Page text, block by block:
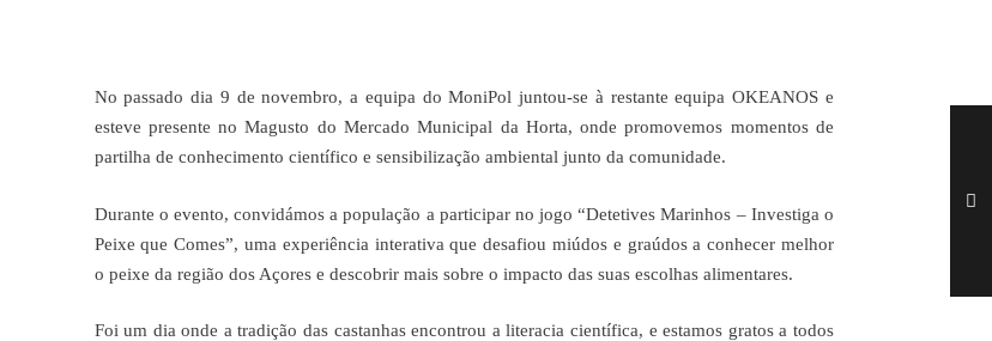
No passado dia 9 de novembro, a equipa do MoniPol juntou-se à restante equipa OKEANOS e
esteve presente no Magusto do Mercado Municipal da Horta, onde promovemos momentos de
partilha de conhecimento científico e sensibilização ambiental junto da comunidade.
Durante o evento, convidámos a população a participar no jogo “Detetives Marinhos – Investiga o
Peixe que Comes”, uma experiência interativa que desafiou miúdos e graúdos a conhecer melhor
o peixe da região dos Açores e descobrir mais sobre o impacto das suas escolhas alimentares.
Foi um dia onde a tradição das castanhas encontrou a literacia científica, e estamos gratos a todos